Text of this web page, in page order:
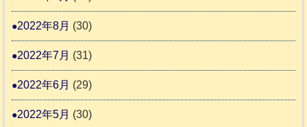
2022年8月 (30)
2022年7月 (31)
2022年6月 (29)
2022年5月 (30)